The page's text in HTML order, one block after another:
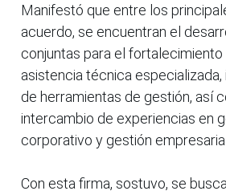
Manifestó que entre los
acuerdo, se encuentran el
conjuntas para el
asistencia técnica
de herramientas de gestión, así
intercambio de experiencias en
corporativo y gestión
Con esta firma, sostuvo, se